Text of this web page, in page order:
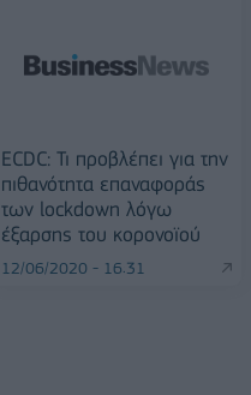
ECDC: Τι προβλέπει για την
πιθανότητα επαναφοράς
των lockdown λόγω
έξαρσης του κορονοϊού
12/06/2020 - 16:31